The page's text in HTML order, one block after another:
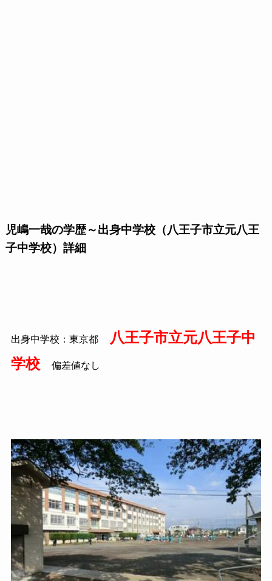
児嶋一哉の学歴～出身中学校（八王子市立元八王
子中学校）詳細
出身中学校：東京都
八王子市立元八王子中
学校
偏差値なし